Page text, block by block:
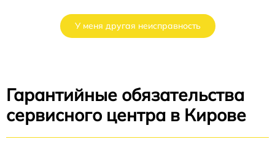
У меня другая неисправность
Гарантийные обязательства
сервисного центра в Кирове